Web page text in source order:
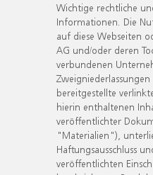
Wichtige rechtliche
Informationen. Die
auf diese Webseiten
AG und/oder deren
verbundenen
bereitgestellte
hierin enthaltenen
veröffentlichter
"Materialien"),
Haftungsausschluss
veröffentlichten